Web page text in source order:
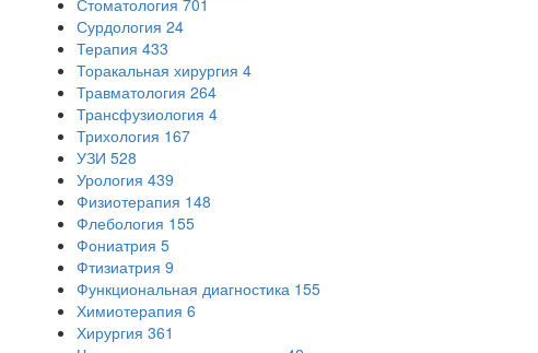
Сурдология 24
Терапия 433
Торакальная хирургия 4
Травматология 264
Трансфузиология 4
Трихология 167
УЗИ 528
Урология 439
Физиотерапия 148
Флебология 155
Фониатрия 5
Фтизиатрия 9
Функциональная диагностика 155
Химиотерапия 6
Хирургия 361